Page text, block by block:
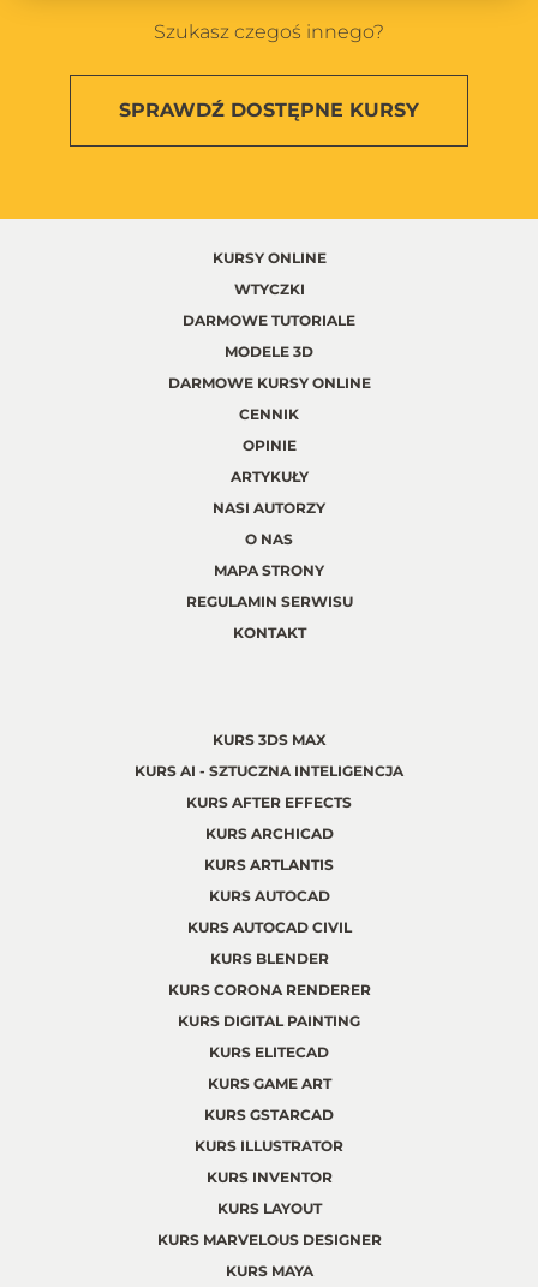
Szukasz czegoś innego?
SPRAWDŹ DOSTĘPNE KURSY
KURSY ONLINE
WTYCZKI
DARMOWE TUTORIALE
MODELE 3D
DARMOWE KURSY ONLINE
CENNIK
OPINIE
ARTYKUŁY
NASI AUTORZY
O NAS
MAPA STRONY
REGULAMIN SERWISU
KONTAKT
KURS 3DS MAX
KURS AI - SZTUCZNA INTELIGENCJA
KURS AFTER EFFECTS
KURS ARCHICAD
KURS ARTLANTIS
KURS AUTOCAD
KURS AUTOCAD CIVIL
KURS BLENDER
KURS CORONA RENDERER
KURS DIGITAL PAINTING
KURS ELITECAD
KURS GAME ART
KURS GSTARCAD
KURS ILLUSTRATOR
KURS INVENTOR
KURS LAYOUT
KURS MARVELOUS DESIGNER
KURS MAYA